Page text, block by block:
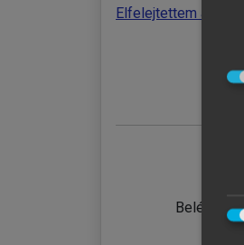
Elfelejtettem a
Belépés